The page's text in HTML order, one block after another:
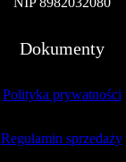
Dokumenty
Polityka prywatności
Regulamin sprzedaży